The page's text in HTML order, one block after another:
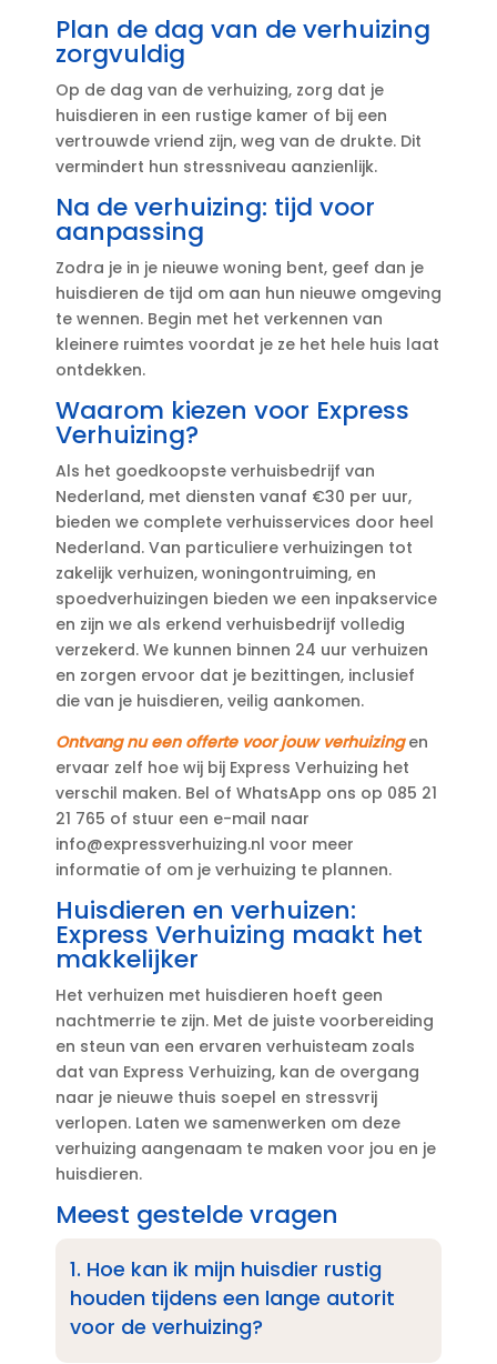
Plan de dag van de verhuizing
zorgvuldig
Op de dag van de verhuizing, zorg dat je
huisdieren in een rustige kamer of bij een
vertrouwde vriend zijn, weg van de drukte.​ Dit
vermindert hun stressniveau aanzienlijk.​
Na de verhuizing: tijd voor
aanpassing
Zodra je in je nieuwe woning bent, geef dan je
huisdieren de tijd om aan hun nieuwe omgeving
te wennen.​ Begin met het verkennen van
kleinere ruimtes voordat je ze het hele huis laat
ontdekken.​
Waarom kiezen voor Express
Verhuizing?
Als het goedkoopste verhuisbedrijf van
Nederland, met diensten vanaf €30 per uur,
bieden we complete verhuisservices door heel
Nederland.​ Van particuliere verhuizingen tot
zakelijk verhuizen, woningontruiming, en
spoedverhuizingen bieden we een inpakservice
en zijn we als erkend verhuisbedrijf volledig
verzekerd.​ We kunnen binnen 24 uur verhuizen
en zorgen ervoor dat je bezittingen, inclusief
die van je huisdieren, veilig aankomen.​
Ontvang nu een offerte voor jouw verhuizingen
ervaar zelf hoe wij bij Express Verhuizing het
verschil maken.​ Bel of WhatsApp ons op 085 21
21 765 of stuur een e-mail naar
info@expressverhuizing.​nl voor meer
informatie of om je verhuizing te plannen.​
Huisdieren en verhuizen:
Express Verhuizing maakt het
makkelijker
Het verhuizen met huisdieren hoeft geen
nachtmerrie te zijn.​ Met de juiste voorbereiding
en steun van een ervaren verhuisteam zoals
dat van Express Verhuizing, kan de overgang
naar je nieuwe thuis soepel en stressvrij
verlopen.​ Laten we samenwerken om deze
verhuizing aangenaam te maken voor jou en je
huisdieren.​
Meest gestelde vragen
1.​ Hoe kan ik mijn huisdier rustig
houden tijdens een lange autorit
voor de verhuizing?